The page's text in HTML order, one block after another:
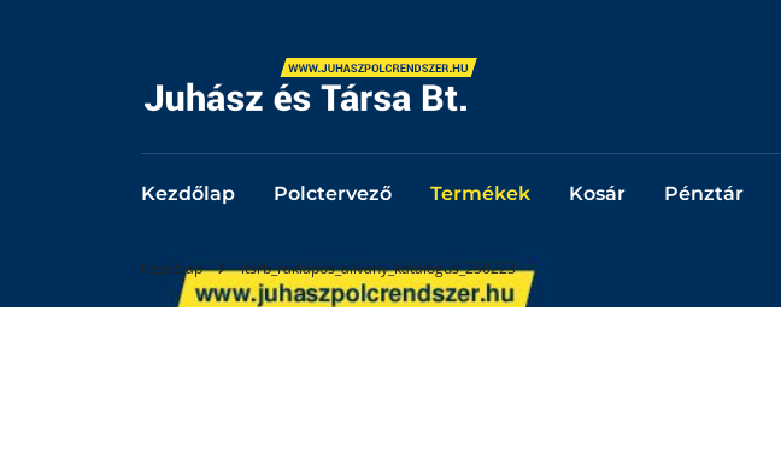
Kezdőlap Polctervező Termékek Kosár Pénztár
Kezdőlap itsrb_raklapos_allvany_katalogus_250223